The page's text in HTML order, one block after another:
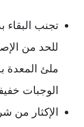
تجنب البقاء
للحد من
ملئ المعدة
الوجبات
الإكثار من